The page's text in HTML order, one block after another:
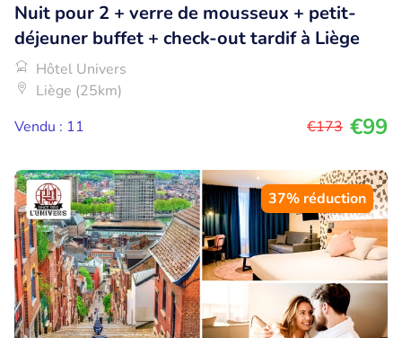
Nuit pour 2 + verre de mousseux + petit-
déjeuner buffet + check-out tardif à Liège
Hôtel Univers
Liège (25km)
Vendu : 11
€173 €99
37% réduction